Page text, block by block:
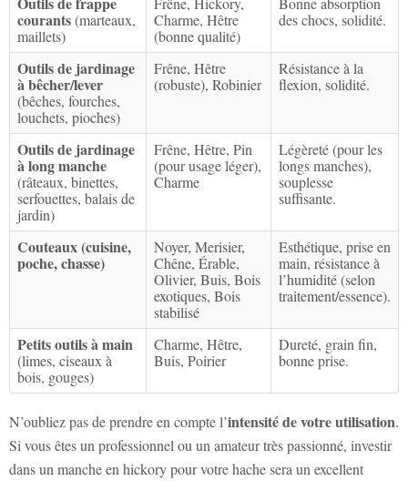
courants(marteaux,
maillets)
Charme, Hêtre
(bonne qualité)
des chocs, solidité.
Outils de jardinage
à bêcher/lever
(bêches, fourches,
louchets, pioches)
Frêne, Hêtre
(robuste), Robinier
Résistance à la
flexion, solidité.
Outils de jardinage
à long manche
(râteaux, binettes,
serfouettes, balais de
jardin)
Frêne, Hêtre, Pin
(pour usage léger),
Charme
Légèreté (pour les
longs manches),
souplesse
suffisante.
Couteaux (cuisine,
poche, chasse)
Noyer, Merisier,
Chêne, Érable,
Olivier, Buis, Bois
exotiques, Bois
stabilisé
Esthétique, prise en
main, résistance à
l’humidité (selon
traitement/essence).
Petits outils à main
(limes, ciseaux à
bois, gouges)
Charme, Hêtre,
Buis, Poirier
Dureté, grain fin,
bonne prise.
N’oubliez pas de prendre en compte l’intensité de votre utilisation.
Si vous êtes un professionnel ou un amateur très passionné, investir
dans un manche en hickory pour votre hache sera un excellent